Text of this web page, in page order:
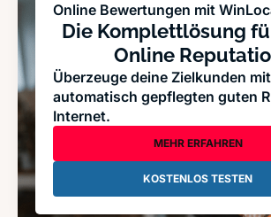
Online Bewertungen mit
Die Komplettlösung
Online
Überzeuge deine Zielkunden
automatisch gepflegten guten
Internet.
MEHR ERFAHREN
KOSTENLOS TESTEN